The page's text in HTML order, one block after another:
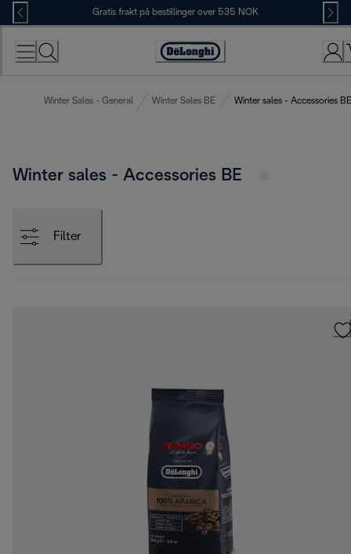
Skip
to
Content
Gratis frakt på bestillinger over 535 NOK
Accessibility
Winter Sales - General Winter Sales BE Winter sales - Accessories BE
Winter sales - Accessories BE
Filter